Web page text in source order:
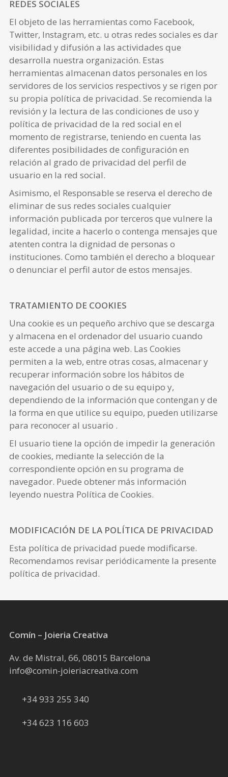
REDES SOCIALES
El objeto de las herramientas como Facebook,
Twitter, Instagram, etc. u otras redes sociales es dar
visibilidad y difusión a las actividades que
desarrolla nuestra organización. Estas
herramientas almacenan datos personales en los
servidores de los servicios respectivos y se rigen por
su propia política de privacidad. Se recomienda la
revisión y la lectura de las condiciones de uso y
política de privacidad de la red social en el
momento de registrarse, teniendo en cuenta las
diferentes posibilidades de configuración en
relación al grado de privacidad del perfil de
usuario en la red social.
Asimismo, el Responsable se reserva el derecho de
eliminar de sus redes sociales cualquier
información publicada por terceros que vulnere la
legalidad, incite a hacerlo o contenga mensajes que
atenten contra la dignidad de personas o
instituciones. Como también el derecho a bloquear
o denunciar el perfil autor de estos mensajes.
TRATAMIENTO DE COOKIES
Una cookie es un pequeño archivo que se descarga
y almacena en el ordenador del usuario cuando
este accede a una página web. Las Cookies
permiten a la web, entre otras cosas, almacenar y
recuperar información sobre los hábitos de
navegación del usuario o de su equipo y,
dependiendo de la información que contengan y de
la forma en que utilice su equipo, pueden utilizarse
para reconocer al usuario .
El usuario tiene la opción de impedir la generación
de cookies, mediante la selección de la
correspondiente opción en su programa de
navegador. Puede obtener más información
leyendo nuestra Política de Cookies.
MODIFICACIÓN DE LA POLÍTICA DE PRIVACIDAD
Esta política de privacidad puede modificarse.
Recomendamos revisar periódicamente la presente
política de privacidad.
Comín – Joieria Creativa
Av. de Mistral, 66, 08015 Barcelona
info@comin-joieriacreativa.com
+34 933 255 340
+34 623 116 603